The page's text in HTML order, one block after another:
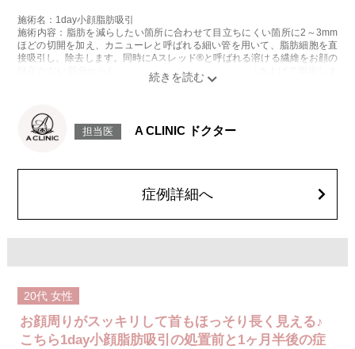
施術名：1day小顔脂肪吸引
施術内容：脂肪を減らしたい箇所に合わせて目立ちにくい箇所に2～3mm
ほどの切開を加え、カニューレと呼ばれる細い管を用いて、脂肪細胞を直
接吸引し、除去します。同時にAスレッド®と呼ばれる溶ける繊維をお顔の
目立たない部分から皮下へ挿入し、皮膚を内側から引き上げて固定しま
感などが術後一時的に生じることがございます。また、稀に貧血、細菌感
染症、左右差、施術箇所の知覚鈍麻、ぼこつき、硬結、瘢痕化、色素沈
顔の脂肪吸引箇所の追加 1ヶ所ごと+162,800円(税込)
オプション：笑気麻酔 3,300円(税込)
担当医 A CLINIC ドクター
症例詳細へ
20代 女性
お顔周りがスッキリして首もほっそり長く見える♪
こちら1day小顔脂肪吸引の処置前と1ヶ月半後の症